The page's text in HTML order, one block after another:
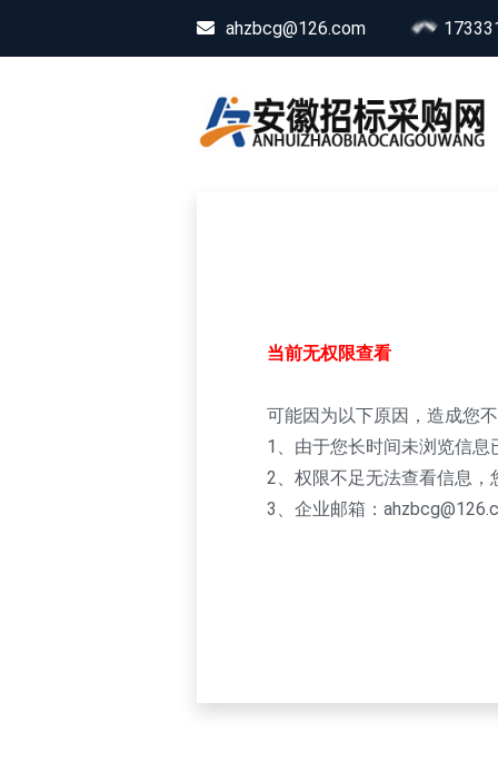
ahzbcg@126.com
当前无权限查看
可能因为以下原因，造成您
1、由于您长时间未浏览信息
2、权限不足无法查看信息
3、企业邮箱：